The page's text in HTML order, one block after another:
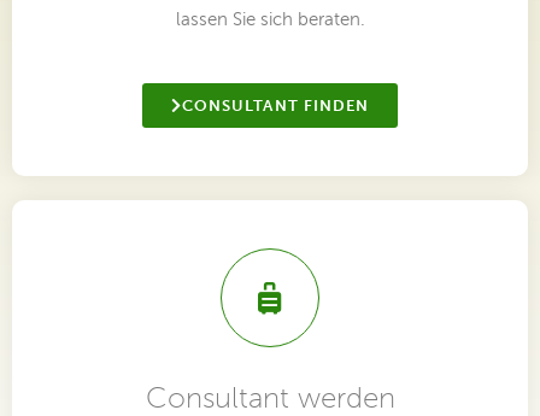
lassen Sie sich beraten.
CONSULTANT FINDEN
Consultant werden